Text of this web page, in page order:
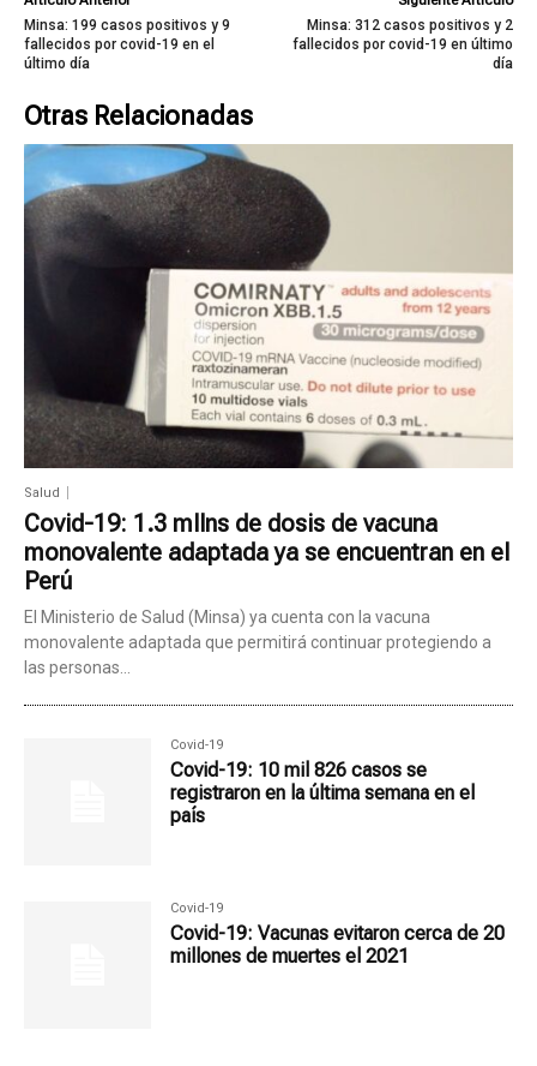
Minsa: 199 casos positivos y 9
fallecidos por covid-19 en el
último día
Minsa: 312 casos positivos y 2
fallecidos por covid-19 en último
día
Otras Relacionadas
Salud
Covid-19: 1.3 mllns de dosis de vacuna
monovalente adaptada ya se encuentran en el
Perú
El Ministerio de Salud (Minsa) ya cuenta con la vacuna
monovalente adaptada que permitirá continuar protegiendo a
las personas...
Covid-19
Covid-19: 10 mil 826 casos se
registraron en la última semana en el
país
Covid-19
Covid-19: Vacunas evitaron cerca de 20
millones de muertes el 2021